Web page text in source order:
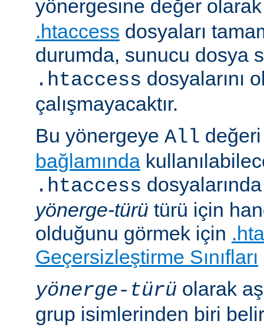
yönergesine değer
.htaccess dosyaları
durumda, sunucu dosya
.htaccess dosyalarını
çalışmayacaktır.
Bu yönergeye All
bağlamında
.htaccess
yönerge-türü türü için
olduğunu görmek için
Geçersizleştirme Sınıfları
yönerge-türü olarak
grup isimlerinden biri